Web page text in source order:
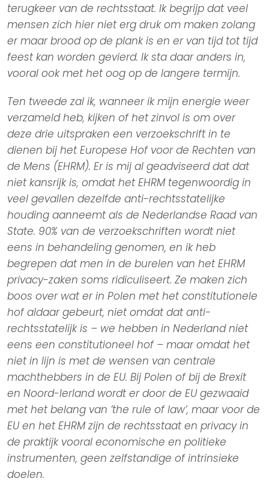
terugkeer van de rechtsstaat. Ik begrijp dat veel
mensen zich hier niet erg druk om maken zolang
er maar brood op de plank is en er van tijd tot tijd
feest kan worden gevierd. Ik sta daar anders in,
vooral ook met het oog op de langere termijn.
Ten tweede zal ik, wanneer ik mijn energie weer
verzameld heb, kijken of het zinvol is om over
deze drie uitspraken een verzoekschrift in te
dienen bij het Europese Hof voor de Rechten van
de Mens (EHRM). Er is mij al geadviseerd dat dat
niet kansrijk is, omdat het EHRM tegenwoordig in
veel gevallen dezelfde anti-rechtsstatelijke
houding aanneemt als de Nederlandse Raad van
State. 90% van de verzoekschriften wordt niet
eens in behandeling genomen, en ik heb
begrepen dat men in de burelen van het EHRM
privacy-zaken soms ridiculiseert. Ze maken zich
boos over wat er in Polen met het constitutionele
hof aldaar gebeurt, niet omdat dat anti-
rechtsstatelijk is – we hebben in Nederland niet
eens een constitutioneel hof – maar omdat het
niet in lijn is met de wensen van centrale
machthebbers in de EU. Bij Polen of bij de Brexit
en Noord-Ierland wordt er door de EU gezwaaid
met het belang van ’the rule of law’, maar voor de
EU en het EHRM zijn de rechtsstaat en privacy in
de praktijk vooral economische en politieke
instrumenten, geen zelfstandige of intrinsieke
doelen.